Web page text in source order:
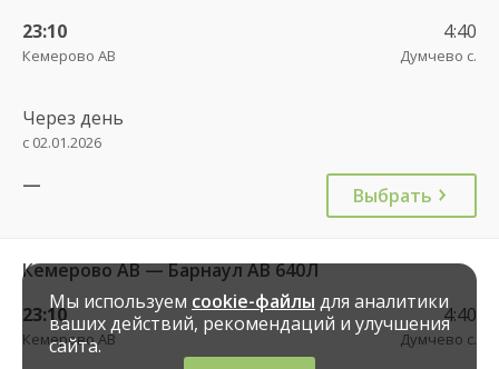
23:10
Кемерово АВ
4:40
Думчево с.
Через день
с 02.01.2026
— Выбрать
Кемерово АВ — Барнаул АВ 640Л
23:10
Кемерово АВ
4:40
Думчево с.
Мы используем cookie-файлы для аналитики
ваших действий, рекомендаций и улучшения
сайта.